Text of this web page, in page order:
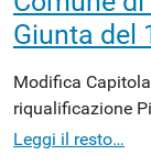
Giunta del
Modifica
riqualificazione
Leggi il resto…